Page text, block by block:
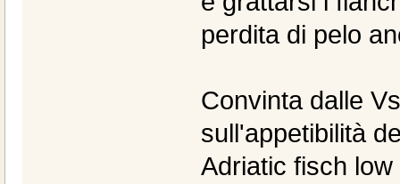
perdita di pelo
Convinta dalle
sull'appetibilità
Adriatic fisch